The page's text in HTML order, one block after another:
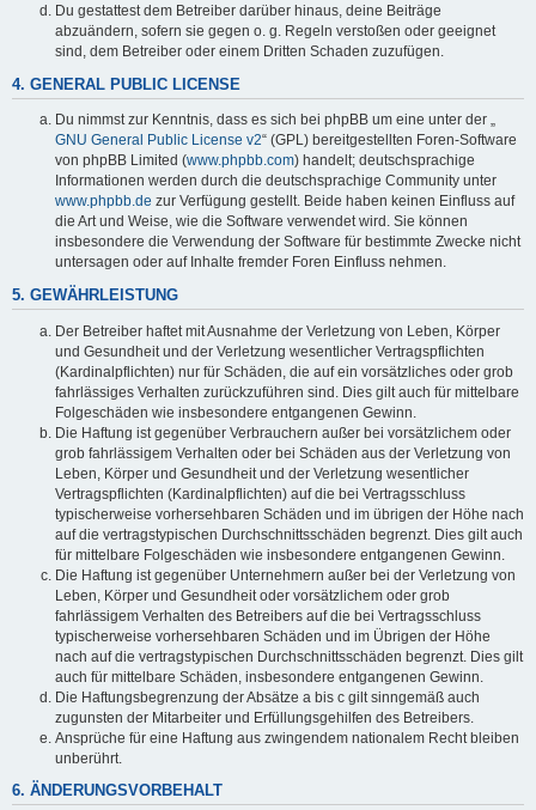
Du gestattest dem Betreiber darüber hinaus, deine Beiträge
abzuändern, sofern sie gegen o. g. Regeln verstoßen oder geeignet
sind, dem Betreiber oder einem Dritten Schaden zuzufügen.
4. GENERAL PUBLIC LICENSE
Du nimmst zur Kenntnis, dass es sich bei phpBB um eine unter der „
GNU General Public License v2“ (GPL) bereitgestellten Foren-Software
von phpBB Limited (www.phpbb.com) handelt; deutschsprachige
Informationen werden durch die deutschsprachige Community unter
www.phpbb.de zur Verfügung gestellt. Beide haben keinen Einfluss auf
die Art und Weise, wie die Software verwendet wird. Sie können
insbesondere die Verwendung der Software für bestimmte Zwecke nicht
untersagen oder auf Inhalte fremder Foren Einfluss nehmen.
5. GEWÄHRLEISTUNG
Der Betreiber haftet mit Ausnahme der Verletzung von Leben, Körper
und Gesundheit und der Verletzung wesentlicher Vertragspflichten
(Kardinalpflichten) nur für Schäden, die auf ein vorsätzliches oder grob
fahrlässiges Verhalten zurückzuführen sind. Dies gilt auch für mittelbare
Folgeschäden wie insbesondere entgangenen Gewinn.
Die Haftung ist gegenüber Verbrauchern außer bei vorsätzlichem oder
grob fahrlässigem Verhalten oder bei Schäden aus der Verletzung von
Leben, Körper und Gesundheit und der Verletzung wesentlicher
Vertragspflichten (Kardinalpflichten) auf die bei Vertragsschluss
typischerweise vorhersehbaren Schäden und im übrigen der Höhe nach
auf die vertragstypischen Durchschnittsschäden begrenzt. Dies gilt auch
für mittelbare Folgeschäden wie insbesondere entgangenen Gewinn.
Die Haftung ist gegenüber Unternehmern außer bei der Verletzung von
Leben, Körper und Gesundheit oder vorsätzlichem oder grob
fahrlässigem Verhalten des Betreibers auf die bei Vertragsschluss
typischerweise vorhersehbaren Schäden und im Übrigen der Höhe
nach auf die vertragstypischen Durchschnittsschäden begrenzt. Dies gilt
auch für mittelbare Schäden, insbesondere entgangenen Gewinn.
Die Haftungsbegrenzung der Absätze a bis c gilt sinngemäß auch
zugunsten der Mitarbeiter und Erfüllungsgehilfen des Betreibers.
Ansprüche für eine Haftung aus zwingendem nationalem Recht bleiben
unberührt.
6. ÄNDERUNGSVORBEHALT